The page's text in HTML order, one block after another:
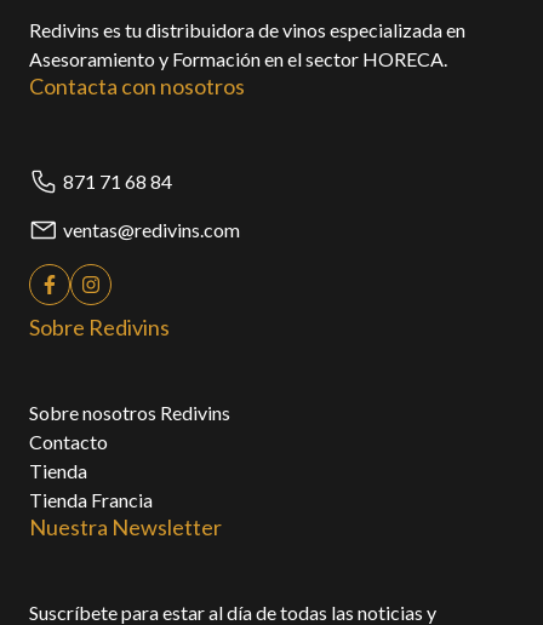
Redivins es tu distribuidora de vinos especializada en
Asesoramiento y Formación en el sector HORECA.
Contacta con nosotros
871 71 68 84
ventas@redivins.com
Sobre Redivins
Sobre nosotros Redivins
Contacto
Tienda
Tienda Francia
Nuestra Newsletter
Suscríbete para estar al día de todas las noticias y